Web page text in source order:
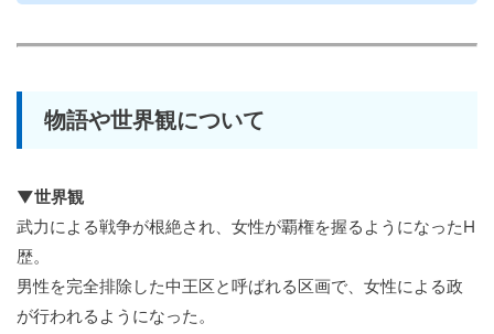
物語や世界観について
▼世界観
武力による戦争が根絶され、女性が覇権を握るようになったH
歴。
男性を完全排除した中王区と呼ばれる区画で、女性による政
が行われるようになった。